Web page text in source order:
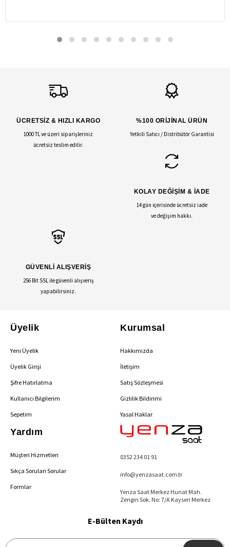
ÜCRETSİZ & HIZLI KARGO
1000 TL ve üzeri siparişleriniz
ücretsiz teslim edilir.
%100 ORİJİNAL ÜRÜN
Yetkili Satıcı / Distribütör Garantisi
KOLAY DEĞİŞİM & İADE
14 gün içerisinde ücretsiz iade
ve değişim hakkı.
GÜVENLİ ALIŞVERİŞ
256 Bit SSL ile güvenli alışveriş
yapabilirsiniz.
Üyelik
Yeni Üyelik
Üyelik Girişi
Şifre Hatırlatma
Kullanıcı Bilgilerim
Sepetim
Kurumsal
Hakkımızda
İletişim
Satış Sözleşmesi
Gizlilik Bildirimi
Yasal Haklar
Yardım
Müşteri Hizmetleri
Sıkça Sorulan Sorular
Formlar
0352 234 01 91
info@yenzasaat.com.tr
Yenza Saat Merkez Hunat Mah.
Zengin Sok. No: 7/A Kayseri Merkez
E-Bülten Kaydı